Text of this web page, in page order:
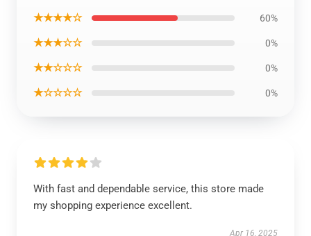
★★★★☆ 60%
★★★☆☆ 0%
★★☆☆☆ 0%
★☆☆☆☆ 0%
With fast and dependable service, this store made
my shopping experience excellent.
Apr 16, 2025